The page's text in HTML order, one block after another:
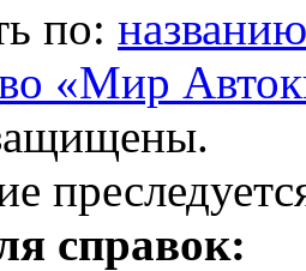
по: названию
«Мир
справок: